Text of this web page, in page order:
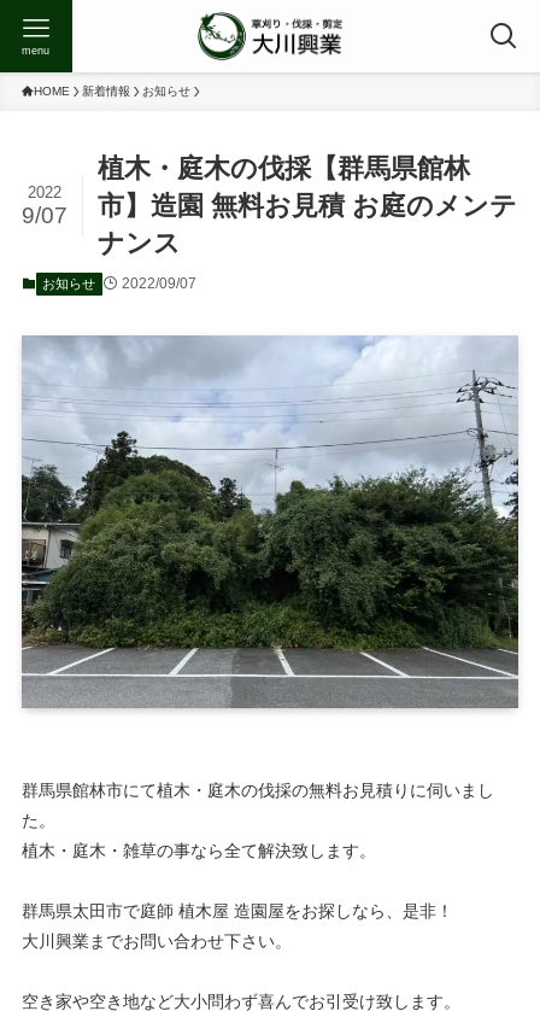
menu
HOME 新着情報 お知らせ
植木・庭木の伐採【群馬県館林
市】造園 無料お見積 お庭のメンテ
ナンス
2022
9/07
お知らせ 2022/09/07
群馬県館林市にて植木・庭木の伐採の無料お見積りに伺いまし
た。
植木・庭木・雑草の事なら全て解決致します。
群馬県太田市で庭師 植木屋 造園屋をお探しなら、是非！
大川興業までお問い合わせ下さい。
空き家や空き地など大小問わず喜んでお引受け致します。